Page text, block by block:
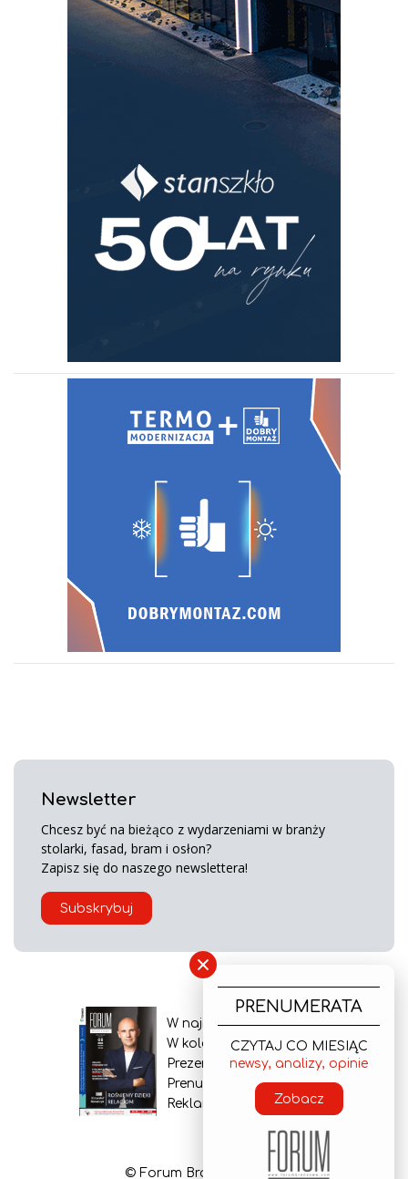
Newsletter
Chcesz być na bieżąco z wydarzeniami w branży
stolarki, fasad, bram i osłon?
Zapisz się do naszego newslettera!
Subskrybuj
W najnowszym wydaniu
W kolejnym numerze
Prezentacja gazety
Prenumerata
Reklama
© Forum Branżowe 2026
×
PRENUMERATA
CZYTAJ CO MIESIĄC
newsy, analizy, opinie
Zobacz